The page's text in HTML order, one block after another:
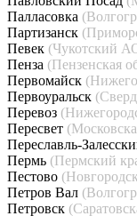
Палласовка
Партизанск
Певек (Чукотский
Пенза (Пензенская
Первомайск
Первоуральск
Перевоз
Пересвет
Переславль-
Пермь (Пермский
Пестово
Петров Вал
Петровск